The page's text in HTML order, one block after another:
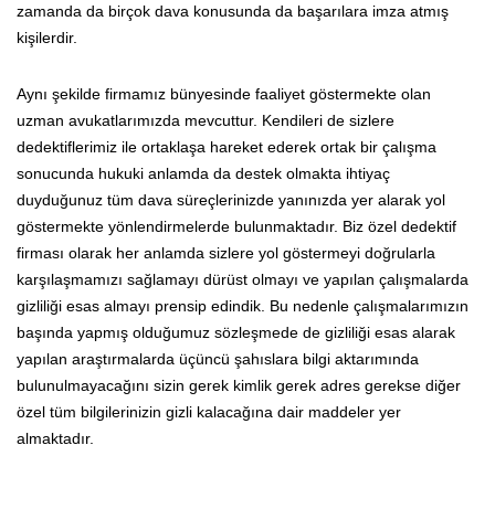
zamanda da birçok dava konusunda da başarılara imza atmış
kişilerdir.
Aynı şekilde firmamız bünyesinde faaliyet göstermekte olan
uzman avukatlarımızda mevcuttur. Kendileri de sizlere
dedektiflerimiz ile ortaklaşa hareket ederek ortak bir çalışma
sonucunda hukuki anlamda da destek olmakta ihtiyaç
duyduğunuz tüm dava süreçlerinizde yanınızda yer alarak yol
göstermekte yönlendirmelerde bulunmaktadır. Biz özel dedektif
firması olarak her anlamda sizlere yol göstermeyi doğrularla
karşılaşmamızı sağlamayı dürüst olmayı ve yapılan çalışmalarda
gizliliği esas almayı prensip edindik. Bu nedenle çalışmalarımızın
başında yapmış olduğumuz sözleşmede de gizliliği esas alarak
yapılan araştırmalarda üçüncü şahıslara bilgi aktarımında
bulunulmayacağını sizin gerek kimlik gerek adres gerekse diğer
özel tüm bilgilerinizin gizli kalacağına dair maddeler yer
almaktadır.